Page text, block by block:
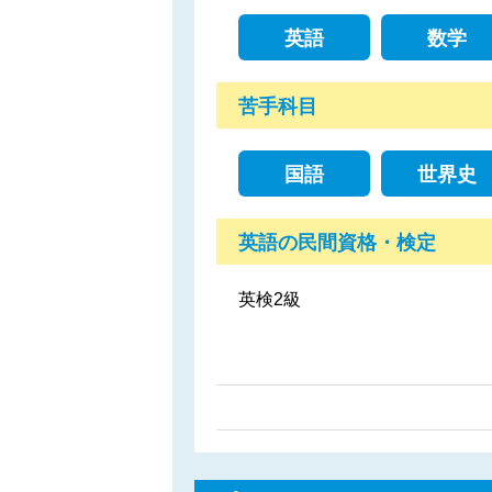
英語 数学
苦手科目
国語 世界史
英語の民間資格・検定
英検2級